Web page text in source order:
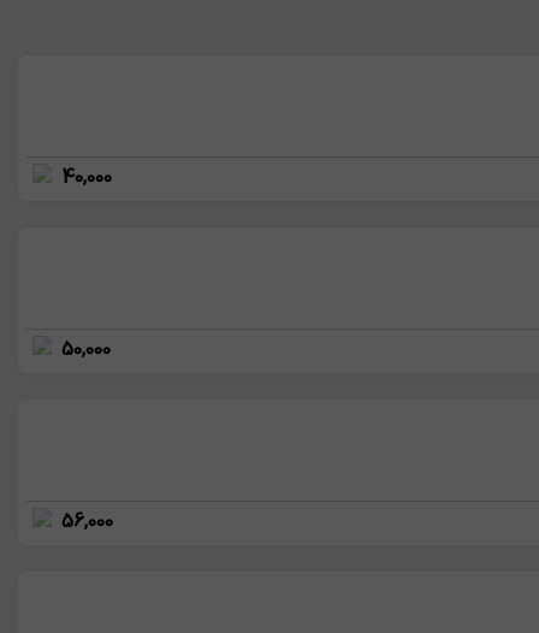
40,000
50,000
56,000